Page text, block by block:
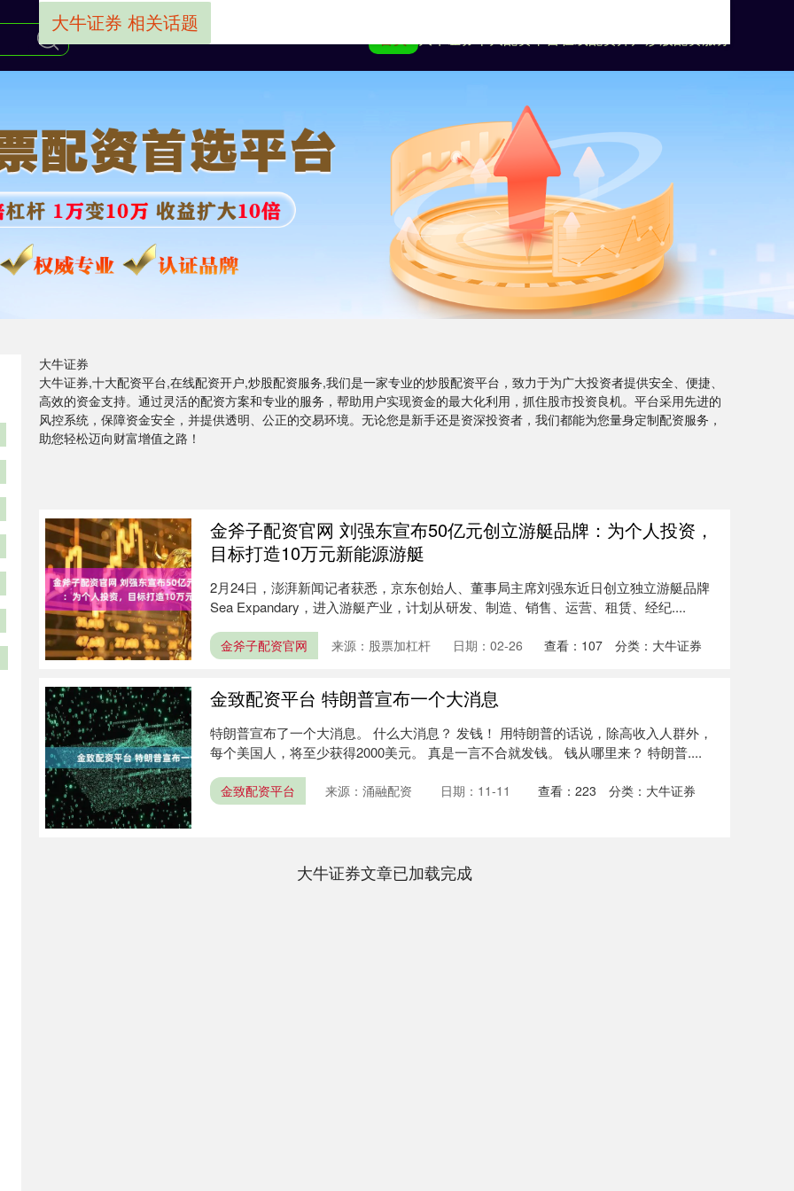
大牛证券
大牛证券,十大配资平台,在线配资开户,炒股配资服务,我们是一家专业的炒股配资平台，致力于为广大投资者提供安全、便捷、
高效的资金支持。通过灵活的配资方案和专业的服务，帮助用户实现资金的最大化利用，抓住股市投资良机。平台采用先进的
风控系统，保障资金安全，并提供透明、公正的交易环境。无论您是新手还是资深投资者，我们都能为您量身定制配资服务，
助您轻松迈向财富增值之路！
大牛证券 相关话题
金斧子配资官网 刘强东宣布50亿元创立游艇品牌：为个人投资，
目标打造10万元新能源游艇
2月24日，澎湃新闻记者获悉，京东创始人、董事局主席刘强东近日创立独立游艇品牌
Sea Expandary，进入游艇产业，计划从研发、制造、销售、运营、租赁、经纪....
金斧子配资官网 来源：股票加杠杆 日期：02-26 查看： 107 分类： 大牛证券
金致配资平台 特朗普宣布一个大消息
特朗普宣布了一个大消息。 什么大消息？ 发钱！ 用特朗普的话说，除高收入人群外，
每个美国人，将至少获得2000美元。 真是一言不合就发钱。 钱从哪里来？ 特朗普....
金致配资平台 来源：涌融配资 日期：11-11 查看：223 分类： 大牛证券
大牛证券文章已加载完成